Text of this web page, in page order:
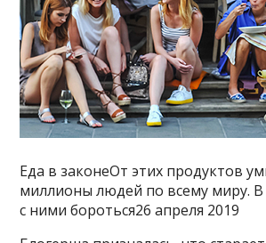
Еда в законеОт этих продуктов
миллионы людей по всему миру.
с ними бороться26 апреля 2019